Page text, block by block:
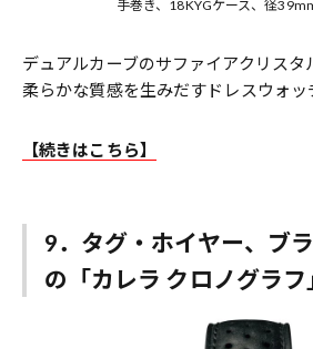
手巻き、18KYGケース、径
デュアルカーブのサファイアクリスタ
柔らかな質感を生みだすドレスウォッ
【続きはこちら】
9．タグ・ホイヤー、ブ
の「カレラ クロノグラフ